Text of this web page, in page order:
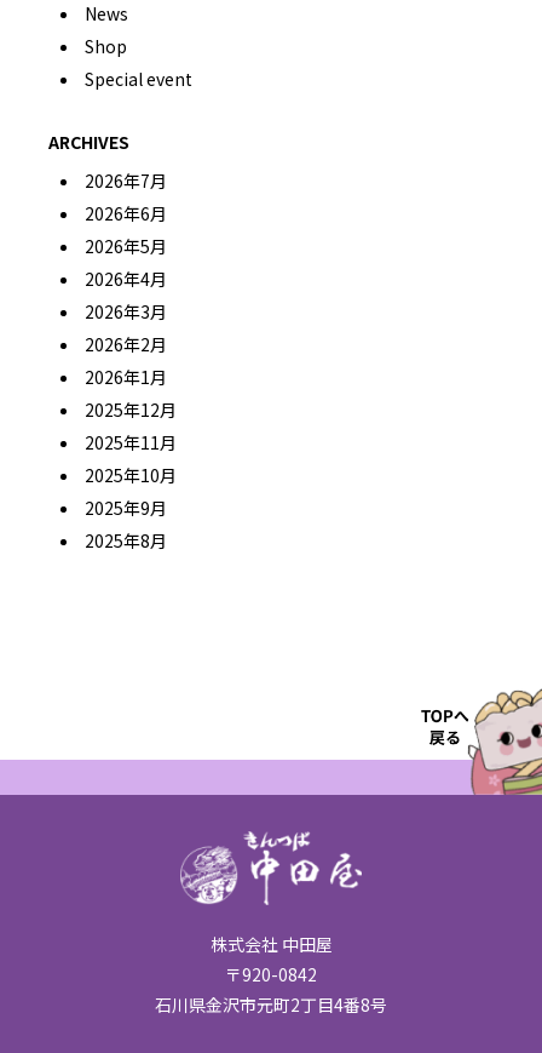
News
Shop
Special event
ARCHIVES
2026年7月
2026年6月
2026年5月
2026年4月
2026年3月
2026年2月
2026年1月
2025年12月
2025年11月
2025年10月
2025年9月
2025年8月
株式会社 中田屋
〒920-0842
石川県金沢市元町2丁目4番8号